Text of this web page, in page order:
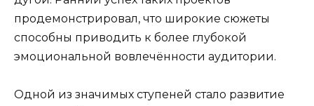
продемонстрировал, что широкие сюжеты
способны приводить к более глубокой
эмоциональной вовлечённости аудитории.
Одной из значимых ступеней стало развитие